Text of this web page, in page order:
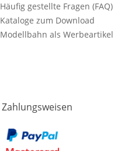
Häufig gestellte Fragen (FAQ)
Kataloge zum Download
Modellbahn als Werbeartikel
Zahlungsweisen